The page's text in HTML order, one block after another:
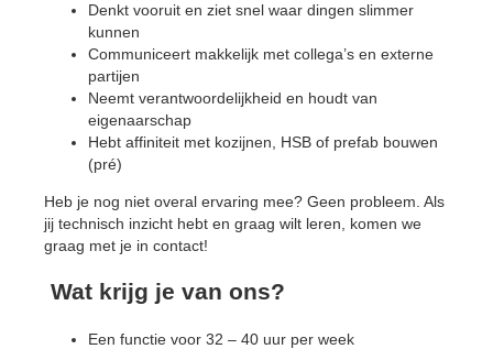
Denkt vooruit en ziet snel waar dingen slimmer
kunnen
Communiceert makkelijk met collega’s en externe
partijen
Neemt verantwoordelijkheid en houdt van
eigenaarschap
Hebt affiniteit met kozijnen, HSB of prefab bouwen
(pré)
Heb je nog niet overal ervaring mee? Geen probleem. Als
jij technisch inzicht hebt en graag wilt leren, komen we
graag met je in contact!
Wat krijg je van ons?
Een functie voor 32 – 40 uur per week